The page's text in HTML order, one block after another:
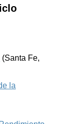
(Santa Fe,
la